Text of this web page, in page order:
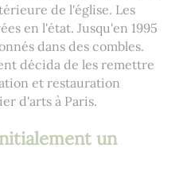
de l'église. Les
en l'état. Jusqu'en 1995
dans des combles.
décida de les remettre
et restauration
d'arts à Paris.
un